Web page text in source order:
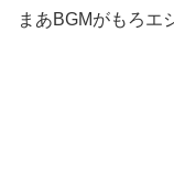
まあBGMがもろエ